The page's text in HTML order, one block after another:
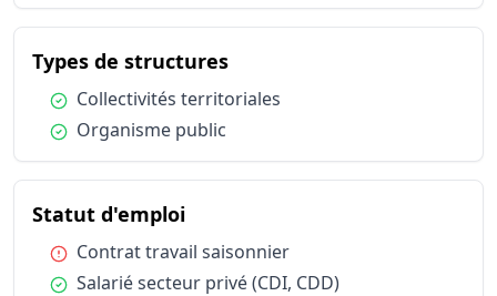
Types de structuresdu métier Agent
Condition :
Collectivités territoriales
Condition :
Organisme public
Statut d'emploidu métier Agent recenseur /
Condition :
Contrat travail saisonnier
Condition :
Salarié secteur privé (CDI, CDD)